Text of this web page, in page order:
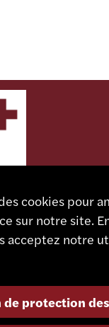
cookies pour
sur notre site.
acceptez notre
de protection